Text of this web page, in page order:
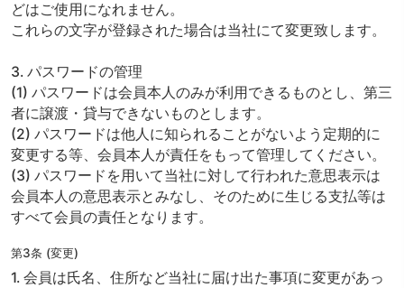
どはご使用になれません。
これらの文字が登録された場合は当社にて変更致します。
3. パスワードの管理
(1) パスワードは会員本人のみが利用できるものとし、第三
者に譲渡・貸与できないものとします。
(2) パスワードは他人に知られることがないよう定期的に
変更する等、会員本人が責任をもって管理してください。
(3) パスワードを用いて当社に対して行われた意思表示は
会員本人の意思表示とみなし、そのために生じる支払等は
すべて会員の責任となります。
第3条 (変更)
1. 会員は氏名、住所など当社に届け出た事項に変更があっ